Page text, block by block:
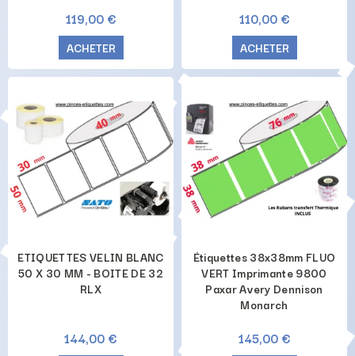
119,00 €
ACHETER
110,00 €
ACHETER
ETIQUETTES VELIN BLANC
50 X 30 MM - BOITE DE 32
RLX
144,00 €
Étiquettes 38x38mm FLUO
VERT Imprimante 9800
Paxar Avery Dennison
Monarch
145,00 €